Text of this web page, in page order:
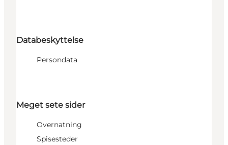
Databeskyttelse
Persondata
Meget sete sider
Overnatning
Spisesteder